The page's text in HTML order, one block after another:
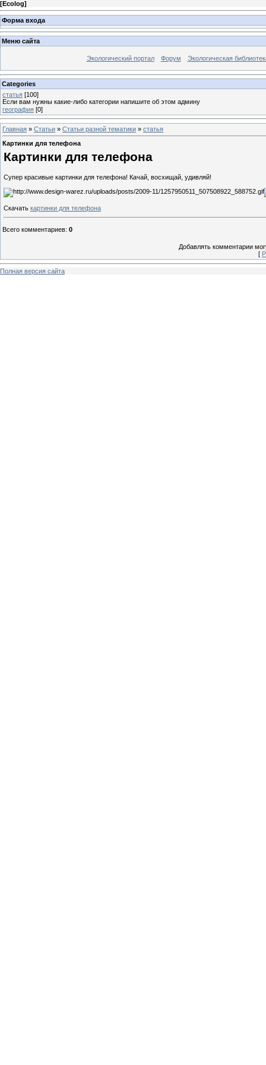
[Ecolog]
Форма входа
Меню сайта
Экологический портал Форум Экологическая
Categories
статья [100]
Если вам нужны какие-либо категории напишите об этом админу
география [0]
Главная » Статьи » Статьи разной тематики » статья
Картинки для телефона
Картинки для телефона
Супер красивые картинки для телефона! Качай, восхищай, удивляй!
Скачать картинки для телефона
Всего комментариев: 0
Добавлять комментарии
[
Полная версия сайта